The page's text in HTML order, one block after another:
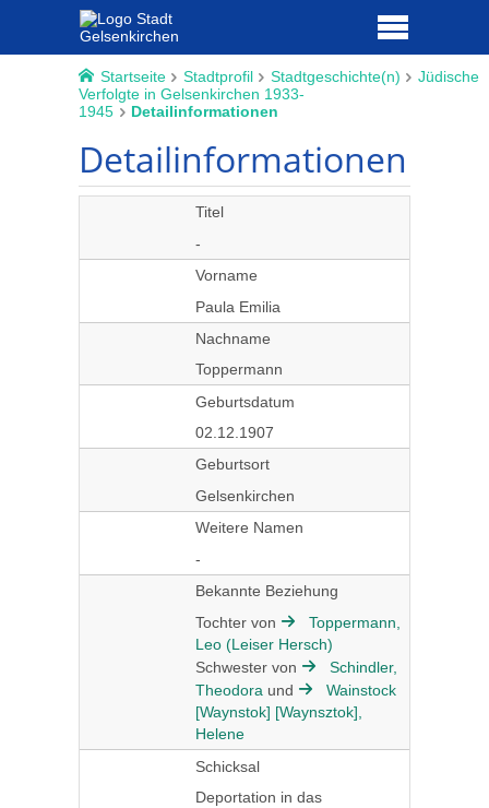
Startseite Stadtprofil Stadtgeschichte(n)
Jüdische
Verfolgte in Gelsenkirchen 1933-
1945
Detailinformationen
Detailinformationen
Titel
-
Vorname
Paula Emilia
Nachname
Toppermann
Geburtsdatum
02.12.1907
Geburtsort
Gelsenkirchen
Weitere Namen
-
Bekannte Beziehung
Tochter von
Toppermann,
Leo (Leiser Hersch)
Schwester von
Schindler,
Theodora und
Wainstock
[Waynstok] [Waynsztok],
Helene
Schicksal
Deportation in das